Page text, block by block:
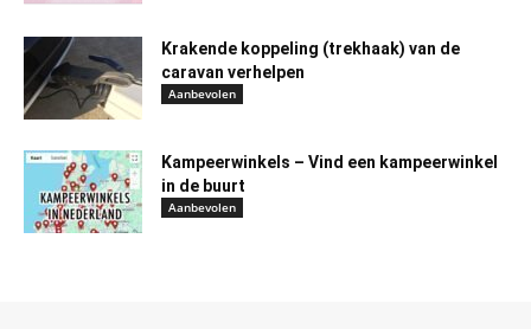
Krakende koppeling (trekhaak) van de
caravan verhelpen
Aanbevolen
Kampeerwinkels – Vind een kampeerwinkel
in de buurt
Aanbevolen